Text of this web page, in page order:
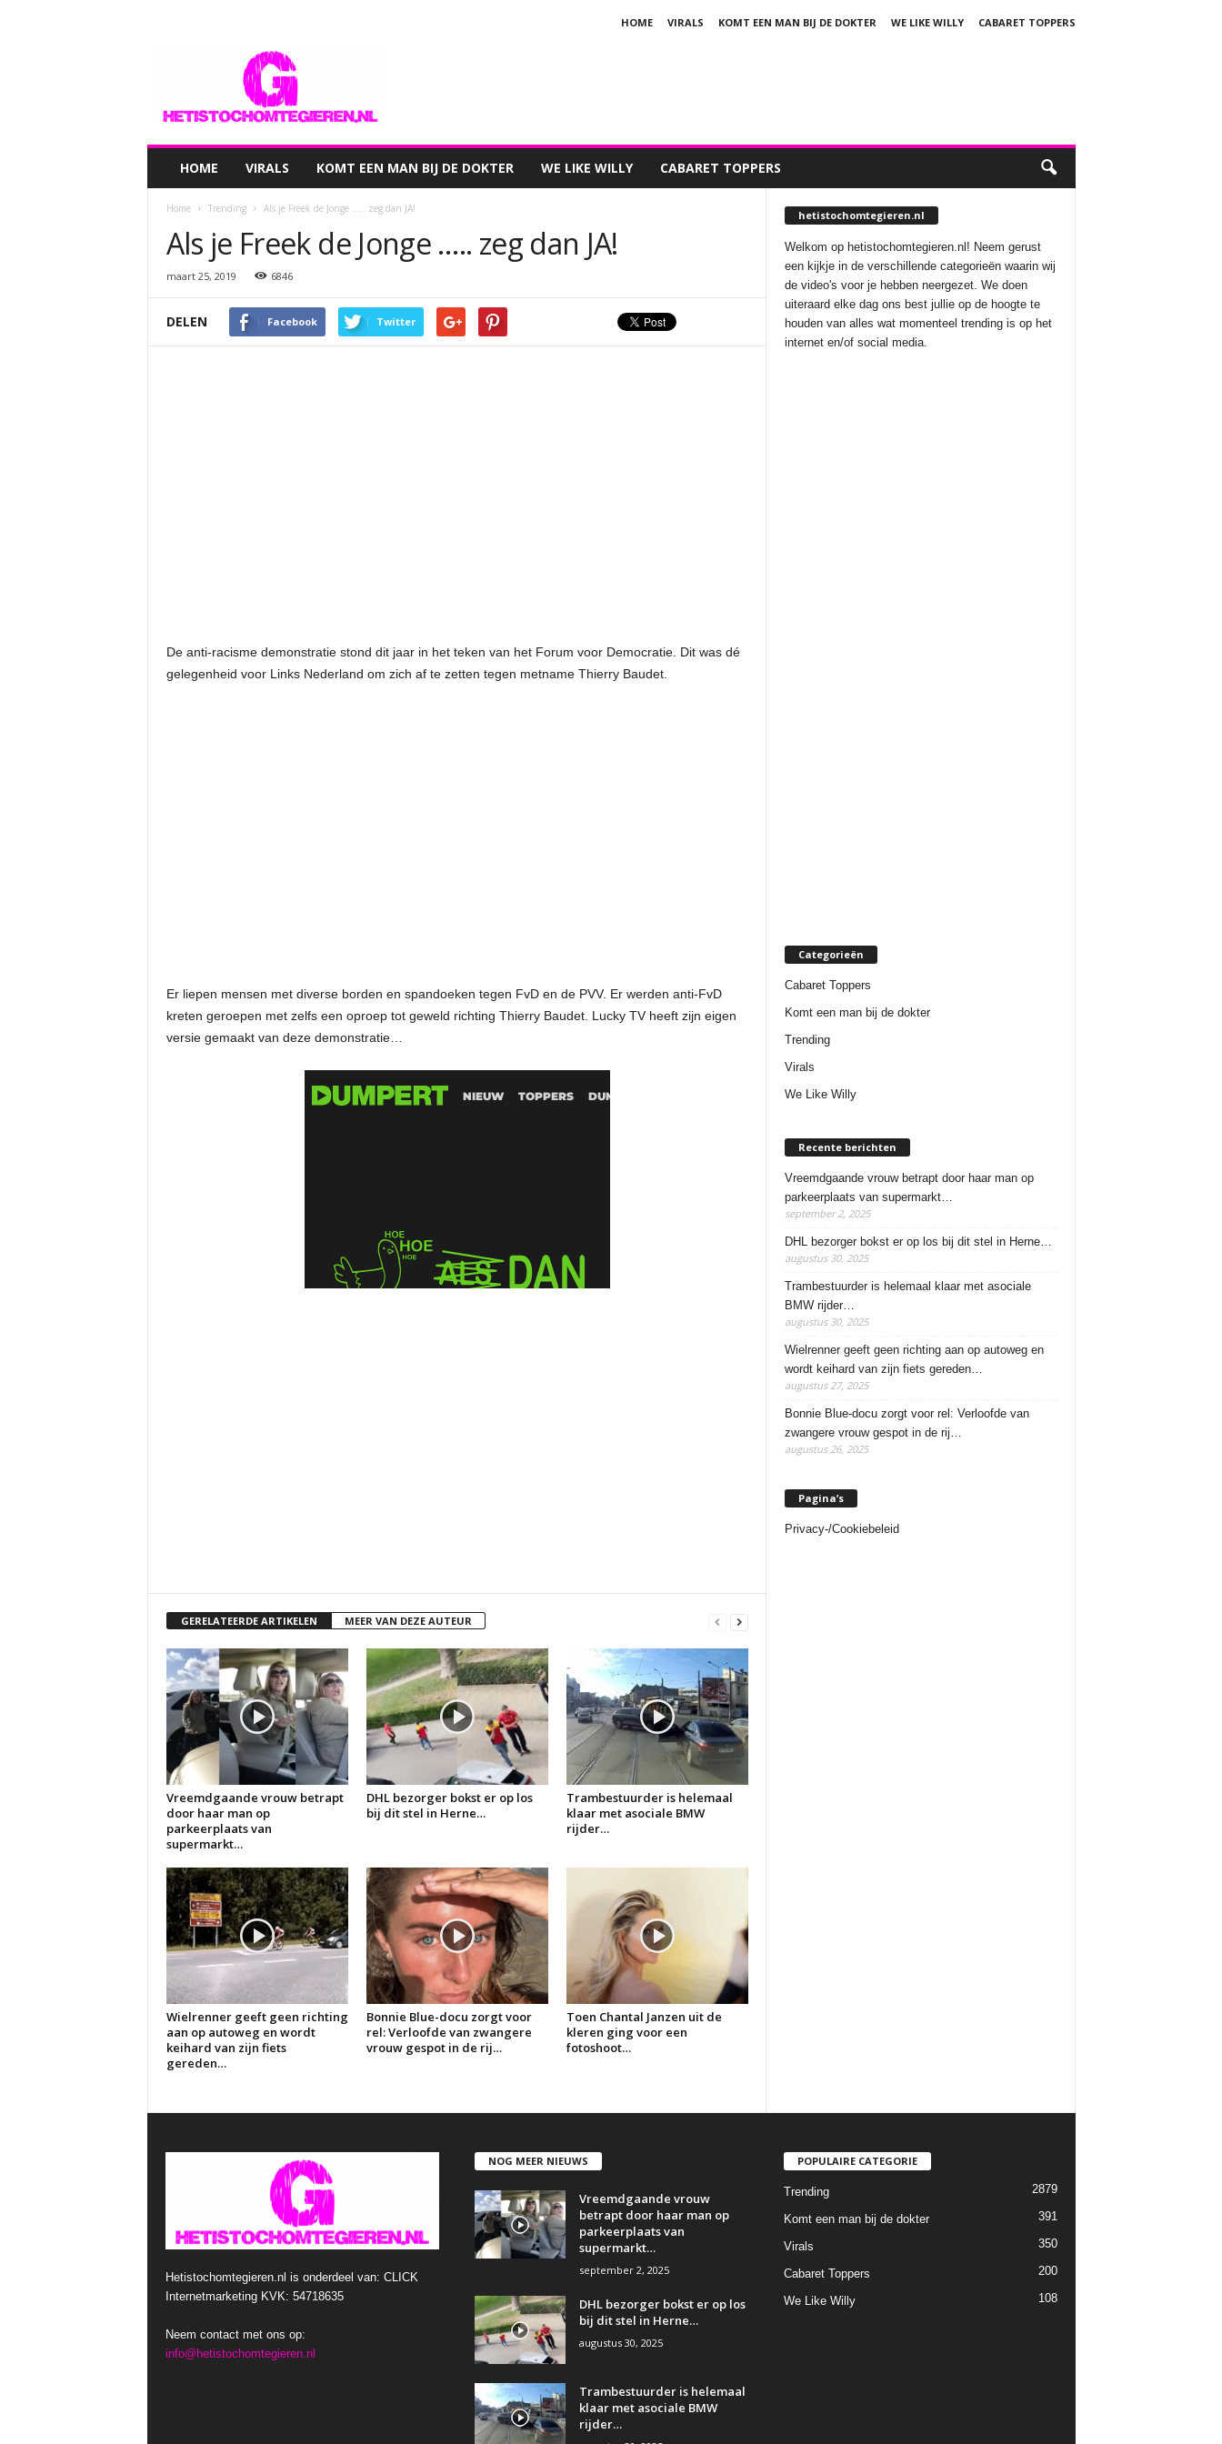
HOME VIRALS KOMT EEN MAN BIJ DE DOKTER WE LIKE WILLY
CABARET TOPPERS
HOME VIRALS KOMT EEN MAN BIJ DE DOKTER WE LIKE WILLY CABARET TOPPERS
Home Trending Als je Freek de Jonge ….. zeg dan JA!
Als je Freek de Jonge ….. zeg dan JA!
maart 25, 2019 6846
DELEN Facebook Twitter
De anti-racisme demonstratie stond dit jaar in het teken van het Forum voor Democratie. Dit was dé
gelegenheid voor Links Nederland om zich af te zetten tegen metname Thierry Baudet.
Er liepen mensen met diverse borden en spandoeken tegen FvD en de PVV. Er werden anti-FvD
kreten geroepen met zelfs een oproep tot geweld richting Thierry Baudet. Lucky TV heeft zijn eigen
versie gemaakt van deze demonstratie…
GERELATEERDE ARTIKELEN MEER VAN DEZE AUTEUR
Vreemdgaande vrouw betrapt
door haar man op
parkeerplaats van
supermarkt…
DHL bezorger bokst er op los
bij dit stel in Herne…
Trambestuurder is helemaal
klaar met asociale BMW
rijder…
Wielrenner geeft geen richting
aan op autoweg en wordt
keihard van zijn fiets
gereden…
Bonnie Blue-docu zorgt voor
rel: Verloofde van zwangere
vrouw gespot in de rij…
Toen Chantal Janzen uit de
kleren ging voor een
fotoshoot…
hetistochomtegieren.nl
Welkom op hetistochomtegieren.nl! Neem gerust
een kijkje in de verschillende categorieën waarin wij
de video's voor je hebben neergezet. We doen
uiteraard elke dag ons best jullie op de hoogte te
houden van alles wat momenteel trending is op het
internet en/of social media.
Categorieën
Cabaret Toppers
Komt een man bij de dokter
Trending
Virals
We Like Willy
Recente berichten
Vreemdgaande vrouw betrapt door haar man op
parkeerplaats van supermarkt…
september 2, 2025
DHL bezorger bokst er op los bij dit stel in Herne…
augustus 30, 2025
Trambestuurder is helemaal klaar met asociale
BMW rijder…
augustus 30, 2025
Wielrenner geeft geen richting aan op autoweg en
wordt keihard van zijn fiets gereden…
augustus 27, 2025
Bonnie Blue-docu zorgt voor rel: Verloofde van
zwangere vrouw gespot in de rij…
augustus 26, 2025
Pagina’s
Privacy-/Cookiebeleid
Hetistochomtegieren.nl is onderdeel van: CLICK
Internetmarketing KVK: 54718635
Neem contact met ons op:
info@hetistochomtegieren.nl
NOG MEER NIEUWS
Vreemdgaande vrouw
betrapt door haar man op
parkeerplaats van
supermarkt…
september 2, 2025
DHL bezorger bokst er op los
bij dit stel in Herne…
augustus 30, 2025
Trambestuurder is helemaal
klaar met asociale BMW
rijder…
POPULAIRE CATEGORIE
Trending 2879
Komt een man bij de dokter 391
Virals 350
Cabaret Toppers 200
We Like Willy 108